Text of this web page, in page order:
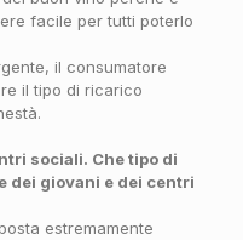
facile per tutti poterlo
il consumatore
il tipo di ricarico
sociali. Che tipo di
dei giovani e dei centri
estremamente